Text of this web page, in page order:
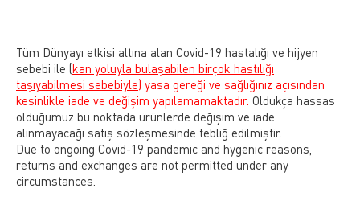
Tüm Dünyayı etkisi altına alan Covid-19 hastalığı ve hijyen
sebebi ile (kan yoluyla bulaşabilen birçok hastılığı
taşıyabilmesi sebebiyle) yasa gereği ve sağlığınız açısından
kesinlikle iade ve değişim yapılamamaktadır. Oldukça hassas
olduğumuz bu noktada ürünlerde değişim ve iade
alınmayacağı satış sözleşmesinde tebliğ edilmiştir.
Due to ongoing Covid-19 pandemic and hygenic reasons,
returns and exchanges are not permitted under any
circumstances.